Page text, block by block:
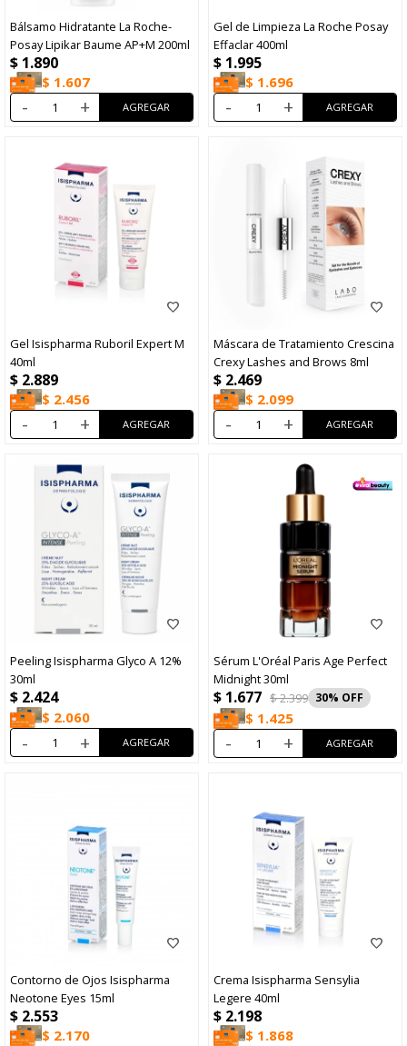
Bálsamo Hidratante La Roche-
Posay Lipikar Baume AP+M 200ml
$ 1.890
$ 1.607
- +
Gel de Limpieza La Roche Posay
Effaclar 400ml
$ 1.995
$ 1.696
- +
Gel Isispharma Ruboril Expert M
40ml
$ 2.889
$ 2.456
- +
Máscara de Tratamiento Crescina
Crexy Lashes and Brows 8ml
$ 2.469
$ 2.099
- +
Peeling Isispharma Glyco A 12%
30ml
$ 2.424
$ 2.060
- +
Sérum L'Oréal Paris Age Perfect
Midnight 30ml
$ 1.677 $2.399 30
$ 1.425
- +
Contorno de Ojos Isispharma
Neotone Eyes 15ml
$ 2.553
$ 2.170
Crema Isispharma Sensylia
Legere 40ml
$ 2.198
$ 1.868